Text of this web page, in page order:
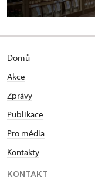
Domů
Akce
Zprávy
Publikace
Pro média
Kontakty
KONTAKT